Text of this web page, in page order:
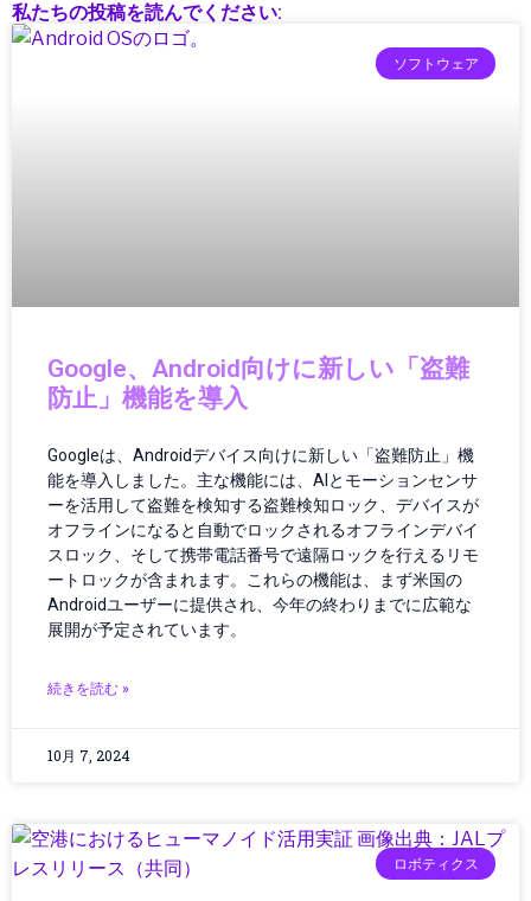
1080pプロジェクター, 4Kネイティブ, アウトド
アシアター, ホームシアターガジェット, ワイヤ
レス映像機器, 映像テクノロジー2025
インターネットトレンド
インド
インフラ
インフラ・調達
インフラ/都市設計
インフラDX
インフラテック
インフラ建設
インフラ更新
インフラ運用
ウェアラブルガジェット
ウェアラブルテクノロジー
ウェアラブルデバイス
私たちの投稿を読んでください:
ソフトウェア
Google、Android向けに新しい「盗難
防止」機能を導入
Googleは、Androidデバイス向けに新しい「盗難防止」機
能を導入しました。主な機能には、AIとモーションセンサ
ーを活用して盗難を検知する盗難検知ロック、デバイスが
オフラインになると自動でロックされるオフラインデバイ
スロック、そして携帯電話番号で遠隔ロックを行えるリモ
ートロックが含まれます。これらの機能は、まず米国の
Androidユーザーに提供され、今年の終わりまでに広範な
展開が予定されています。
続きを読む »
10月 7, 2024
ロボティクス